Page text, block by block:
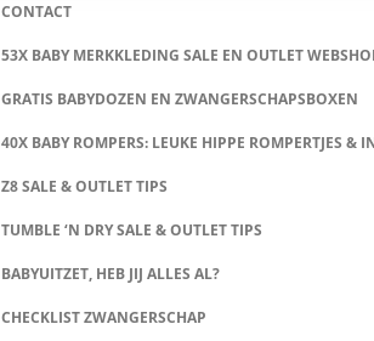
CONTACT
53X BABY MERKKLEDING SALE EN OUTLET
GRATIS BABYDOZEN EN ZWANGERSCHAPSBOXEN
40X BABY ROMPERS: LEUKE HIPPE ROMPERTJES &
Z8 SALE & OUTLET TIPS
TUMBLE ‘N DRY SALE & OUTLET TIPS
BABYUITZET, HEB JIJ ALLES AL?
CHECKLIST ZWANGERSCHAP